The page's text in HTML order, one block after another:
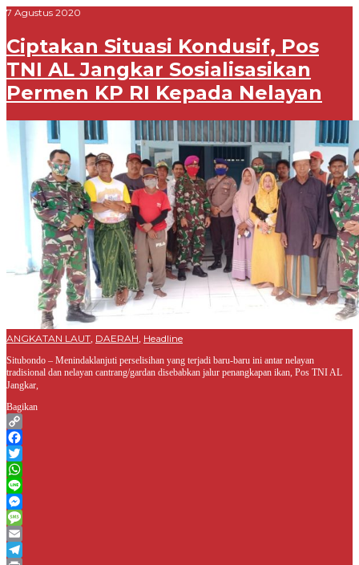
7 Agustus 2020
Ciptakan Situasi Kondusif, Pos
TNI AL Jangkar Sosialisasikan
Permen KP RI Kepada Nelayan
ANGKATAN LAUT, DAERAH, Headline
Situbondo – Menindaklanjuti perselisihan yang terjadi baru-baru ini antar nelayan
tradisional dan nelayan cantrang/gardan disebabkan jalur penangkapan ikan, Pos TNI AL
Jangkar,
Bagikan
Copy
Link
Facebook
Twitter
WhatsApp
Line
Messenger
Message
Email